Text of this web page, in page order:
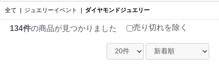
全て ジュエリーイベント ダイヤモンドジュエリー
134件の商品が見つかりました 売り切れを除く